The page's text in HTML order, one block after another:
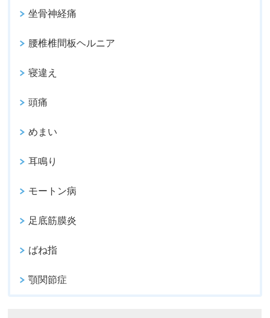
坐骨神経痛
腰椎椎間板ヘルニア
寝違え
頭痛
めまい
耳鳴り
モートン病
足底筋膜炎
ばね指
顎関節症